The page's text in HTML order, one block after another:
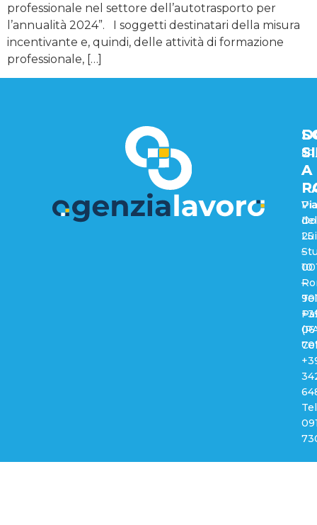
professionale nel settore dell’autotrasporto per
l’annualità 2024”. I soggetti destinatari della misura
incentivante e, quindi, delle attività di formazione
professionale, […]
A
25
–
06
A
10
–